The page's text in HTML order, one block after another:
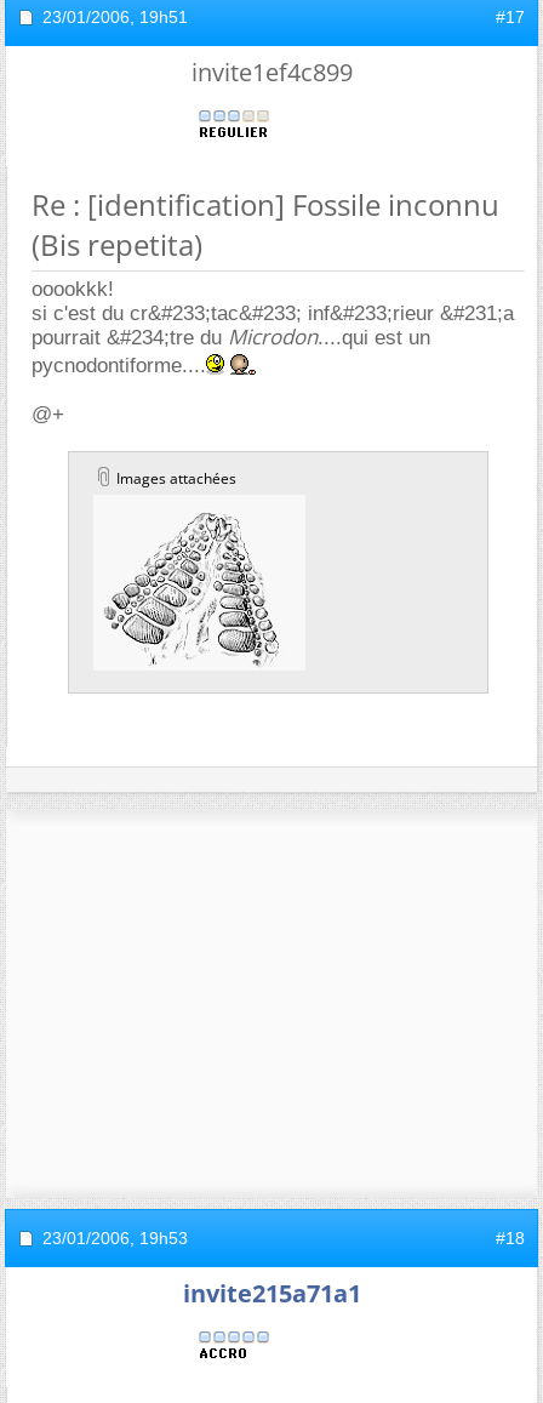
23/01/2006, 19h51 #17
invite1ef4c899
Re : [identification] Fossile inconnu
(Bis repetita)
ooookkk!
si c'est du cr&#233;tac&#233; inf&#233;rieur &#231;a
pourrait &#234;tre du Microdon....qui est un
pycnodontiforme....
@+
Images attachées
23/01/2006, 19h53 #18
invite215a71a1